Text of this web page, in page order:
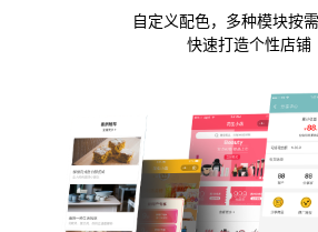
自定义配色，多种模块按需
快速打造个性店铺